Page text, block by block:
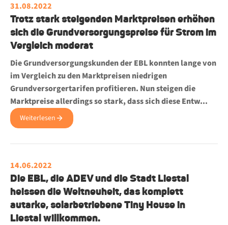
31.08.2022
Trotz stark steigenden Marktpreisen erhöhen
sich die Grundversorgungspreise für Strom im
Vergleich moderat
Die Grundversorgungskunden der EBL konnten lange von
im Vergleich zu den Marktpreisen niedrigen
Grundversorgertarifen profitieren. Nun steigen die
Marktpreise allerdings so stark, dass sich diese Entw...
Weiterlesen
14.06.2022
Die EBL, die ADEV und die Stadt Liestal
heissen die Weltneuheit, das komplett
autarke, solarbetriebene Tiny House in
Liestal willkommen.